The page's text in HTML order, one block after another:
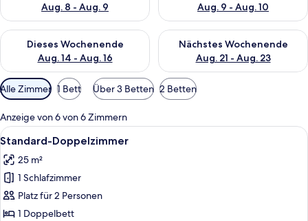
Aug. 8 - Aug. 9
Aug. 9 - Aug. 10
Dieses Wochenende
Aug. 14 - Aug. 16
Überprüfe die Verfügbarkeit für dieses Wochenende, Aug. 14
Nächstes Wochenende
Aug. 21 - Aug. 23
Überprüfe die Verfügbarkeit
Verfügbare
Filter
für
Zimmer
Alle Zimmer 1 Bett Über 3 Betten 2 Betten
Anzeige von 6 von 6 Zimmern
Alle
Fotos
für
Standard-
Doppelzimmer
anzeigen
Ein Schlafzimmer mit einem
3
Standard-Doppelzimmer
25 m²
1 Schlafzimmer
Platz für 2 Personen
1 Doppelbett